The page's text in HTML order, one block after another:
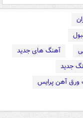
آهنگ های جدید
جدید
ورق آهن پرایس